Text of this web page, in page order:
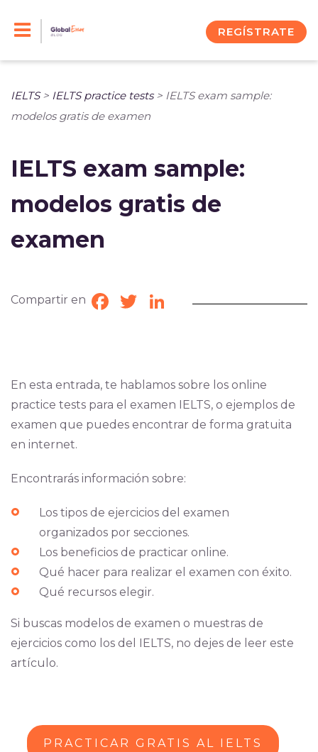
REGÍSTRATE
IELTS> IELTS practice tests> IELTS exam sample:
modelos gratis de examen
IELTS exam sample:
modelos gratis de
examen
Compartir en Facebook
TwitterLinkedIn
En esta entrada, te hablamos sobre los online
practice tests para el examen IELTS, o ejemplos de
examen que puedes encontrar de forma gratuita
en internet.
Encontrarás información sobre:
Los tipos de ejercicios del examen
organizados por secciones.
Los beneficios de practicar online.
Qué hacer para realizar el examen con éxito.
Qué recursos elegir.
Si buscas modelos de examen o muestras de
ejercicios como los del IELTS, no dejes de leer este
artículo.
PRACTICAR GRATIS AL IELTS